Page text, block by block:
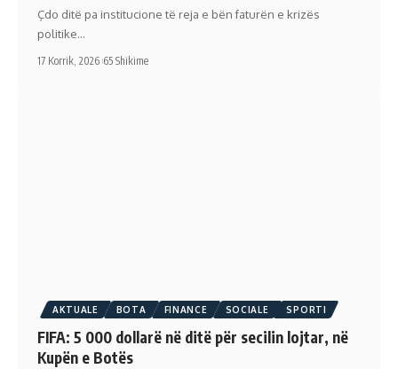
Çdo ditë pa institucione të reja e bën faturën e krizës
politike…
17 Korrik, 2026 65 Shikime
AKTUALE BOTA FINANCE SOCIALE SPORTI
FIFA: 5 000 dollarë në ditë për secilin lojtar, në
Kupën e Botës